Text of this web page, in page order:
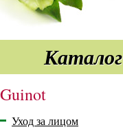
Каталог
Guinot
Уход за лицом